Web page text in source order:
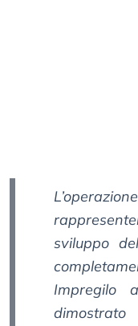
sviluppo
Impregilo